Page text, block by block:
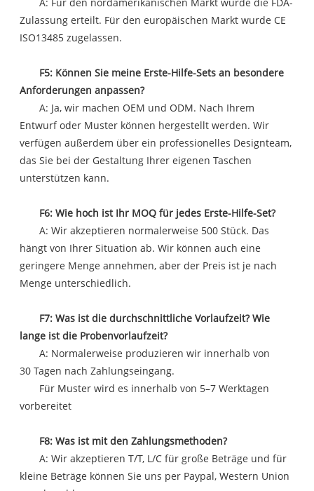
Zulassung erteilt. Für den europäischen Markt wurde CE
ISO13485 zugelassen.
F5: Können Sie meine Erste-Hilfe-Sets an besondere
Anforderungen anpassen?
A: Ja, wir machen OEM und ODM. Nach Ihrem
Entwurf oder Muster können hergestellt werden. Wir
verfügen außerdem über ein professionelles Designteam,
das Sie bei der Gestaltung Ihrer eigenen Taschen
unterstützen kann.
F6: Wie hoch ist Ihr MOQ für jedes Erste-Hilfe-Set?
A: Wir akzeptieren normalerweise 500 Stück. Das
hängt von Ihrer Situation ab. Wir können auch eine
geringere Menge annehmen, aber der Preis ist je nach
Menge unterschiedlich.
F7: Was ist die durchschnittliche Vorlaufzeit? Wie
lange ist die Probenvorlaufzeit?
A: Normalerweise produzieren wir innerhalb von
30 Tagen nach Zahlungseingang.
Für Muster wird es innerhalb von 5–7 Werktagen
vorbereitet
F8: Was ist mit den Zahlungsmethoden?
A: Wir akzeptieren T/T, L/C für große Beträge und für
kleine Beträge können Sie uns per Paypal, Western Union